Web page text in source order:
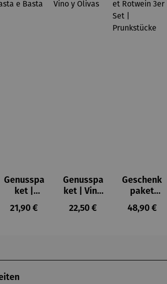
Genusspa
ket |
Pasta e
Basta
Regulärer Preis:
21,90 €
Genusspa
ket | Vino
y Olivas
Regulärer Preis:
22,50 €
Geschenk
paket
Rotwein
3er Set |
48,90 €